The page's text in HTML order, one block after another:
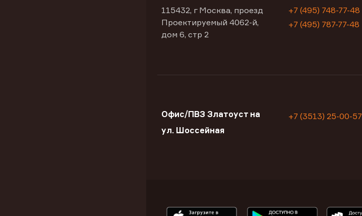
115432, г Москва, проезд
Проектируемый 4062-й,
дом 6, стр 2
+7 (495) 748-77-48
+7 (495) 787-77-48
Офис/ПВЗ Златоуст на
ул. Шоссейная
+7 (3513) 25-00-57